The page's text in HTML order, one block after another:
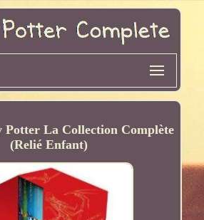
La Collection Complète
(Relié Enfant)